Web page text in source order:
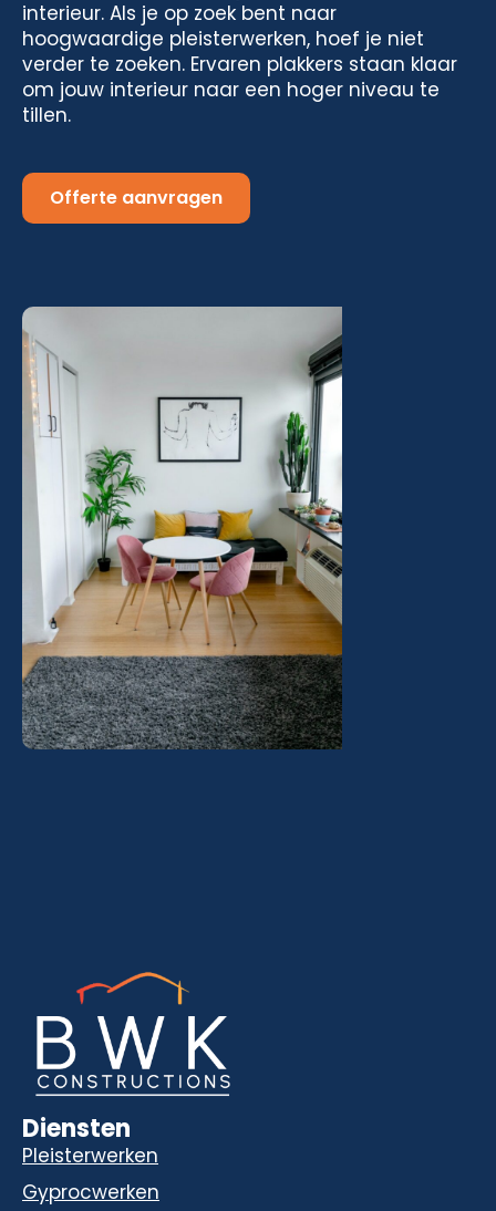
interieur. Als je op zoek bent naar
hoogwaardige pleisterwerken, hoef je niet
verder te zoeken. Ervaren plakkers staan klaar
om jouw interieur naar een hoger niveau te
tillen.
Offerte aanvragen
Diensten
Pleisterwerken
Gyprocwerken